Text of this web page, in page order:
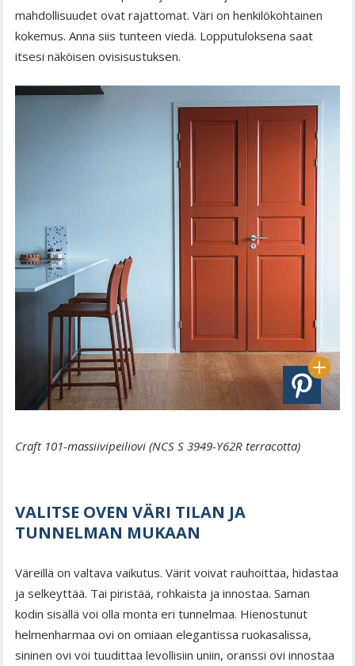
mahdollisuudet ovat rajattomat. Väri on henkilökohtainen
kokemus. Anna siis tunteen viedä. Lopputuloksena saat
itsesi näköisen ovisisustuksen.
Craft 101-massiivipeiliovi (NCS S 3949-Y62R terracotta)
VALITSE OVEN VÄRI TILAN JA
TUNNELMAN MUKAAN
Väreillä on valtava vaikutus. Värit voivat rauhoittaa, hidastaa
ja selkeyttää. Tai piristää, rohkaista ja innostaa. Saman
kodin sisällä voi olla monta eri tunnelmaa. Hienostunut
helmenharmaa ovi on omiaan elegantissa ruokasalissa,
sininen ovi voi tuudittaa levollisiin uniin, oranssi ovi innostaa